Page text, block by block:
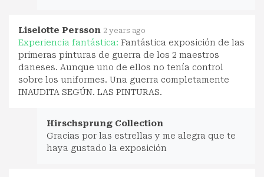
Liselotte Persson 2 years ago
Experiencia fantástica: Fantástica exposición de las
primeras pinturas de guerra de los 2 maestros
daneses. Aunque uno de ellos no tenía control
sobre los uniformes. Una guerra completamente
INAUDITA SEGÚN. LAS PINTURAS.
Hirschsprung Collection
Gracias por las estrellas y me alegra que te
haya gustado la exposición